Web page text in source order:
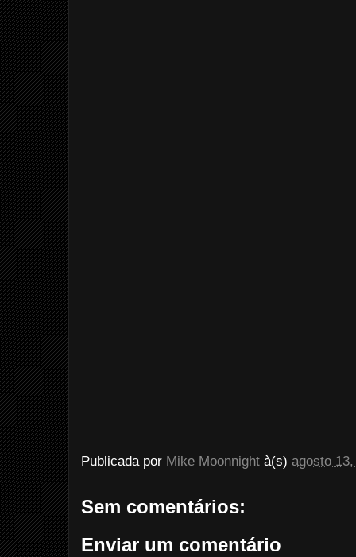
Publicada por Mike Moonnight à(s) agosto
Sem comentários:
Enviar um comentário